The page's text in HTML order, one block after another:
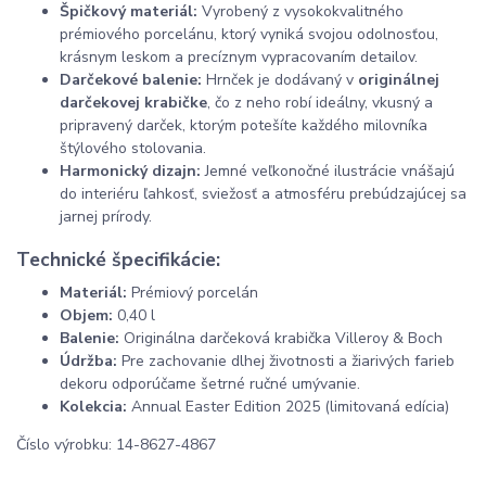
Špičkový materiál: Vyrobený z vysokokvalitného
prémiového porcelánu, ktorý vyniká svojou odolnosťou,
krásnym leskom a precíznym vypracovaním detailov.
Darčekové balenie: Hrnček je dodávaný v originálnej
darčekovej krabičke, čo z neho robí ideálny, vkusný a
pripravený darček, ktorým potešíte každého milovníka
štýlového stolovania.
Harmonický dizajn: Jemné veľkonočné ilustrácie vnášajú
do interiéru ľahkosť, sviežosť a atmosféru prebúdzajúcej sa
jarnej prírody.
Technické špecifikácie:
Materiál: Prémiový porcelán
Objem: 0,40 l
Balenie: Originálna darčeková krabička Villeroy & Boch
Údržba: Pre zachovanie dlhej životnosti a žiarivých farieb
dekoru odporúčame šetrné ručné umývanie.
Kolekcia: Annual Easter Edition 2025 (limitovaná edícia)
Číslo výrobku: 14-8627-4867